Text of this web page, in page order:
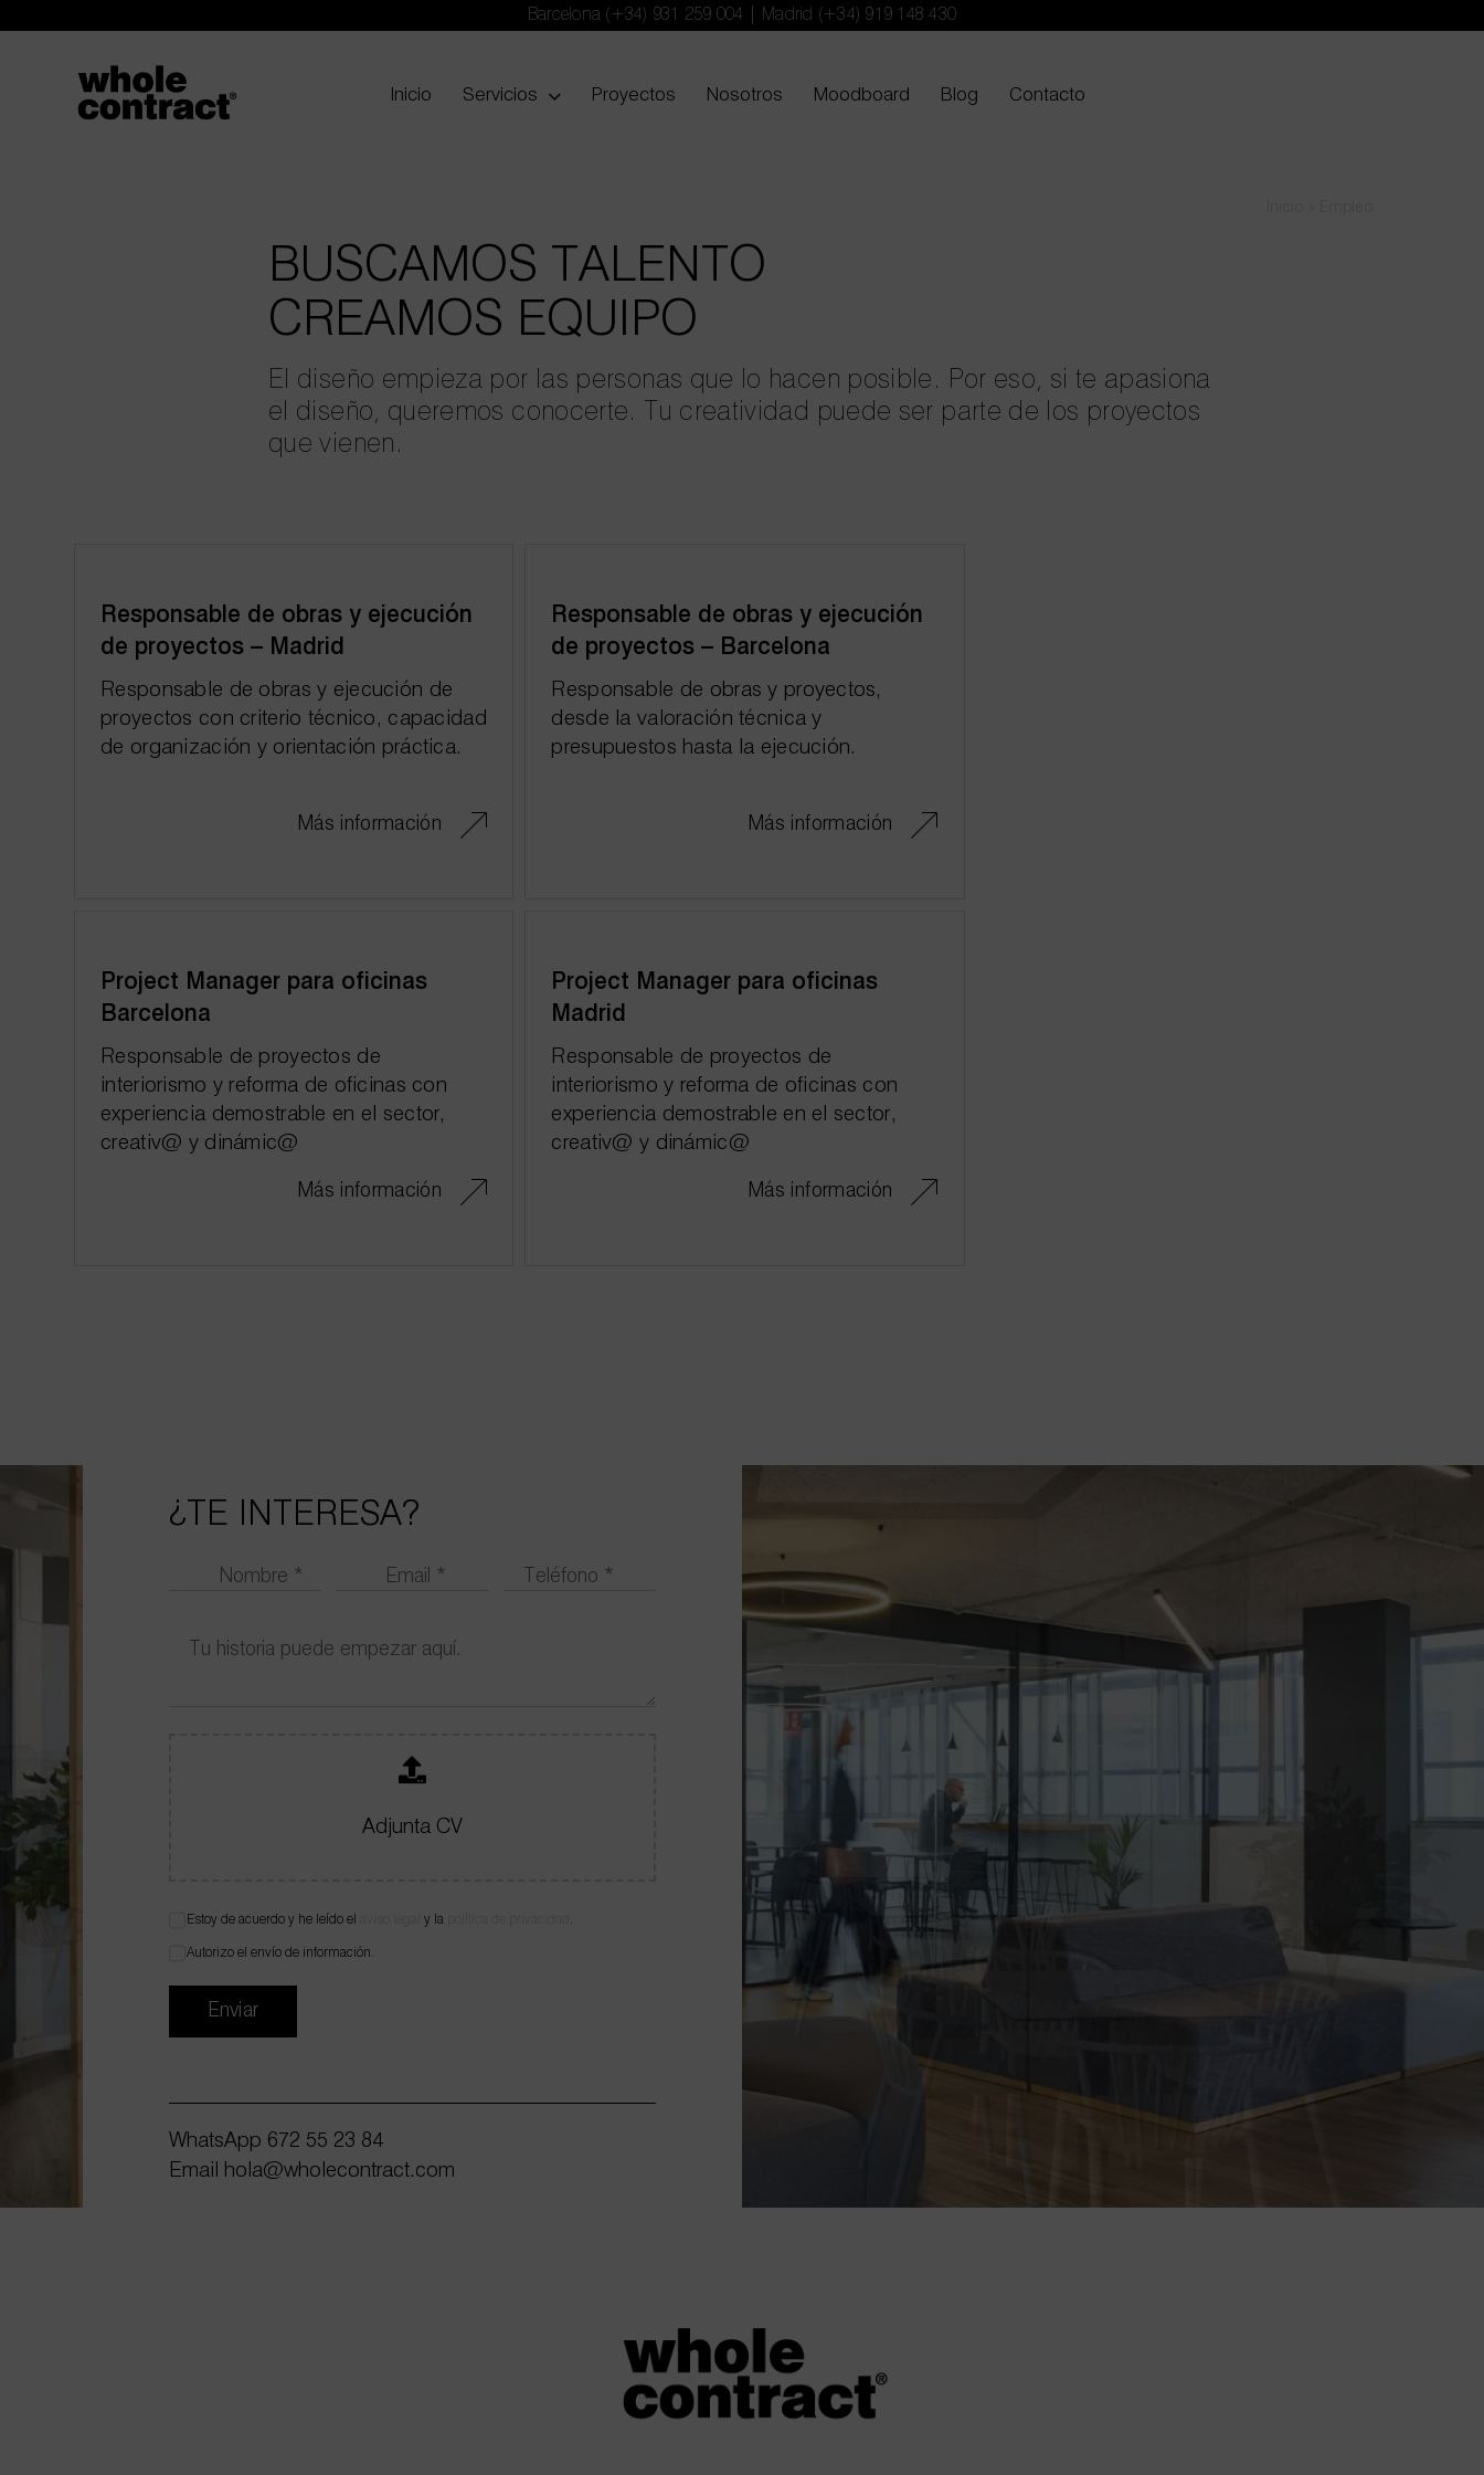
contenido
Barcelona (+34) 931 259 004 | Madrid (+34) 919 148 430
Inicio Servicios Proyectos Nosotros Moodboard Blog Contacto
BUSCAMOS TALENTO
CREAMOS EQUIPO
El diseño empieza por las personas que lo hacen posible. Por eso, si te apasiona
el diseño, queremos conocerte. Tu creatividad puede ser parte de los proyectos
que vienen.
Responsable de obras y ejecución
de proyectos – Madrid
Responsable de obras y ejecución de
proyectos con criterio técnico, capacidad
de organización y orientación práctica.
Más información
Responsable de obras y ejecución
de proyectos – Barcelona
Responsable de obras y proyectos,
desde la valoración técnica y
presupuestos hasta la ejecución.
Más información
Project Manager para oficinas
Barcelona
Responsable de proyectos de
interiorismo y reforma de oficinas con
experiencia demostrable en el sector,
creativ@ y dinámic@
Más información
Project Manager para oficinas
Madrid
Responsable de proyectos de
interiorismo y reforma de oficinas con
experiencia demostrable en el sector,
creativ@ y dinámic@
Más información
¿TE INTERESA?
Adjunta CV
Estoy de acuerdo y he leído el y la .
Autorizo el envío de información.
Enviar
WhatsApp 672 55 23 84
Email
hola@wholecontract.com